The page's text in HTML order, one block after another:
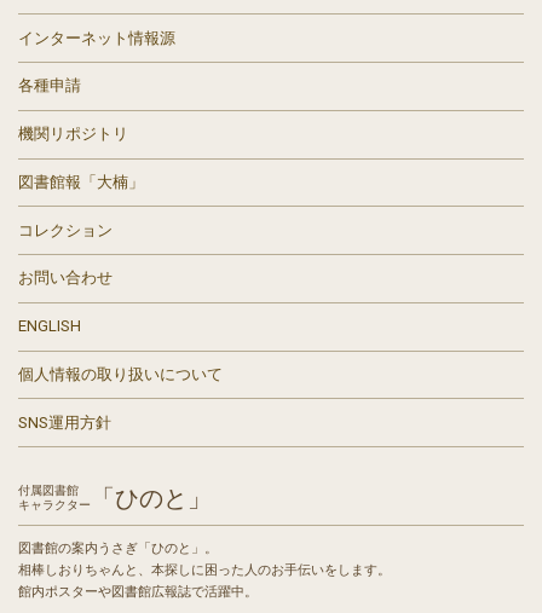
インターネット情報源
各種申請
機関リポジトリ
図書館報「大楠」
コレクション
お問い合わせ
ENGLISH
個人情報の取り扱いについて
SNS運用方針
付属図書館
キャラクター
「ひのと」
図書館の案内うさぎ「ひのと」。
相棒しおりちゃんと、本探しに困った人のお手伝いをします。
館内ポスターや図書館広報誌で活躍中。